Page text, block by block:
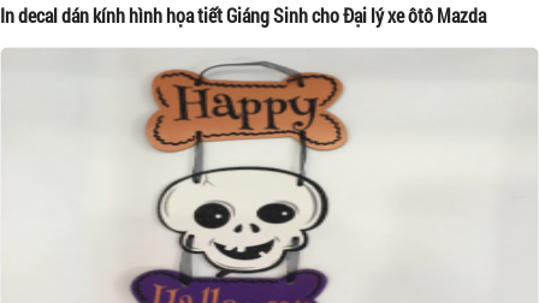
In decal dán kính hình họa tiết Giáng Sinh cho Đại lý xe ôtô Mazda